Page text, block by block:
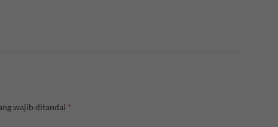
wajib ditandai *